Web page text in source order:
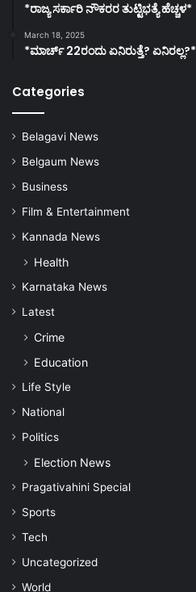
*ರಾಜ್ಯ ಸರ್ಕಾರಿ ನೌಕರರ ತುಟ್ಟಿಭತ್ಯೆ ಹೆಚ್ಚಳ*
March 18, 2025
*ಮಾರ್ಚ್ 22ರಂದು ಏನಿರುತ್ತೆ? ಏನಿರಲ್ಲ?*
Categories
Belagavi News
Belgaum News
Business
Film & Entertainment
Kannada News
Health
Karnataka News
Latest
Crime
Education
Life Style
National
Politics
Election News
Pragativahini Special
Sports
Tech
Uncategorized
World